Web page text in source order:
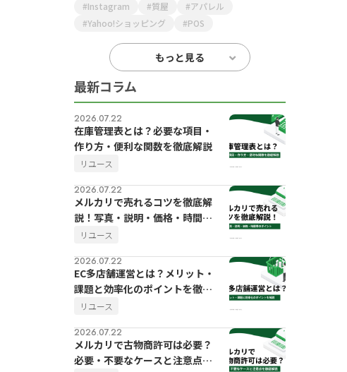
Instagram
質屋
アパレル
Yahoo!ショッピング
POS
もっと見る
最新コラム
2026.07.22
在庫管理表とは？必要な項目・
作り方・便利な関数を徹底解説
リユース
2026.07.22
メルカリで売れるコツを徹底解
説！写真・説明・価格・時間帯
のポイント
リユース
2026.07.22
EC多店舗運営とは？メリット・
課題と効率化のポイントを徹底
解説
リユース
2026.07.22
メルカリで古物商許可は必要？
必要・不要なケースと注意点を